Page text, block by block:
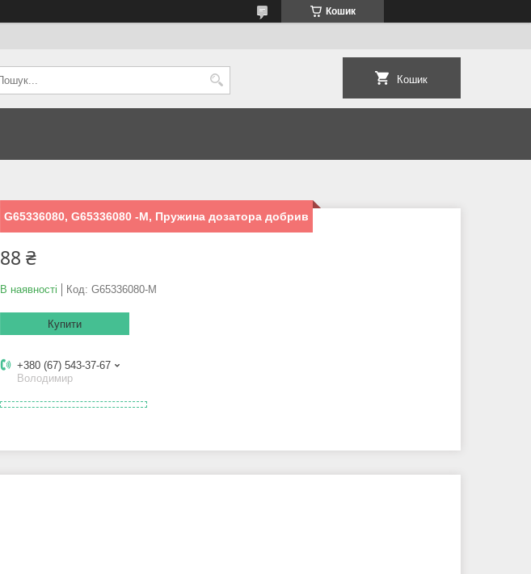
Кошик
Кошик
G65336080, G65336080 -M, Пружина дозатора добрив
88 ₴
В наявності Код: G65336080-M
Купити
+380 (67) 543-37-67
Володимир